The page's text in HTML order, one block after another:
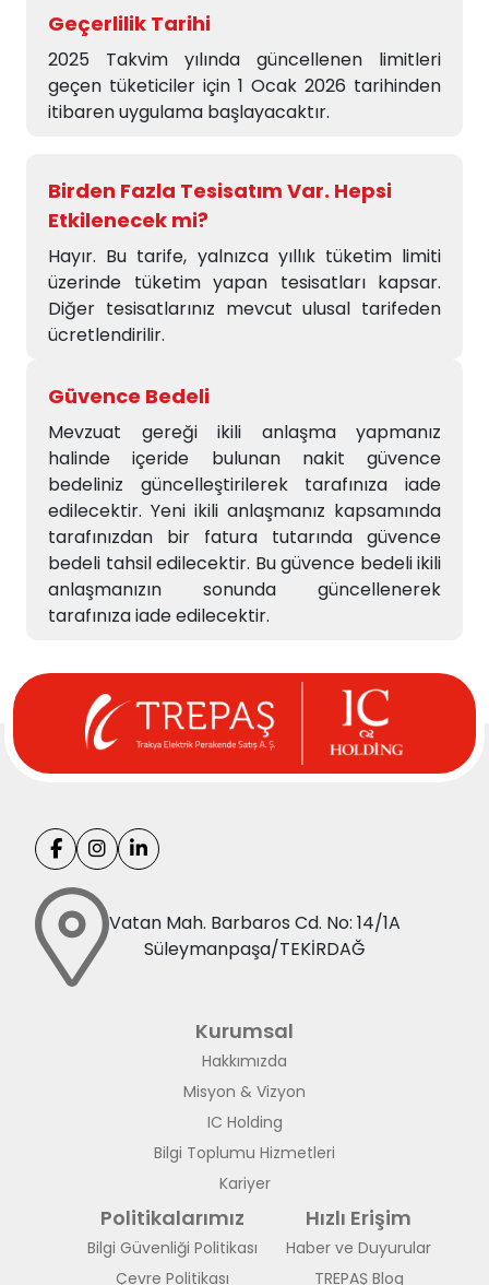
Geçerlilik Tarihi
2025 Takvim yılında güncellenen limitleri
geçen tüketiciler için 1 Ocak 2026 tarihinden
itibaren uygulama başlayacaktır.
Birden Fazla Tesisatım Var. Hepsi
Etkilenecek mi?
Hayır. Bu tarife, yalnızca yıllık tüketim limiti
üzerinde tüketim yapan tesisatları kapsar.
Diğer tesisatlarınız mevcut ulusal tarifeden
ücretlendirilir.
Güvence Bedeli
Mevzuat gereği ikili anlaşma yapmanız
halinde içeride bulunan nakit güvence
bedeliniz güncelleştirilerek tarafınıza iade
edilecektir. Yeni ikili anlaşmanız kapsamında
tarafınızdan bir fatura tutarında güvence
bedeli tahsil edilecektir. Bu güvence bedeli ikili
anlaşmanızın sonunda güncellenerek
tarafınıza iade edilecektir.
Vatan Mah. Barbaros Cd. No: 14/1A
Süleymanpaşa/TEKİRDAĞ
Kurumsal
Hakkımızda
Misyon & Vizyon
IC Holding
Bilgi Toplumu Hizmetleri
Kariyer
Politikalarımız
Bilgi Güvenliği Politikası
Çevre Politikası
Hızlı Erişim
Haber ve Duyurular
TREPAŞ Blog